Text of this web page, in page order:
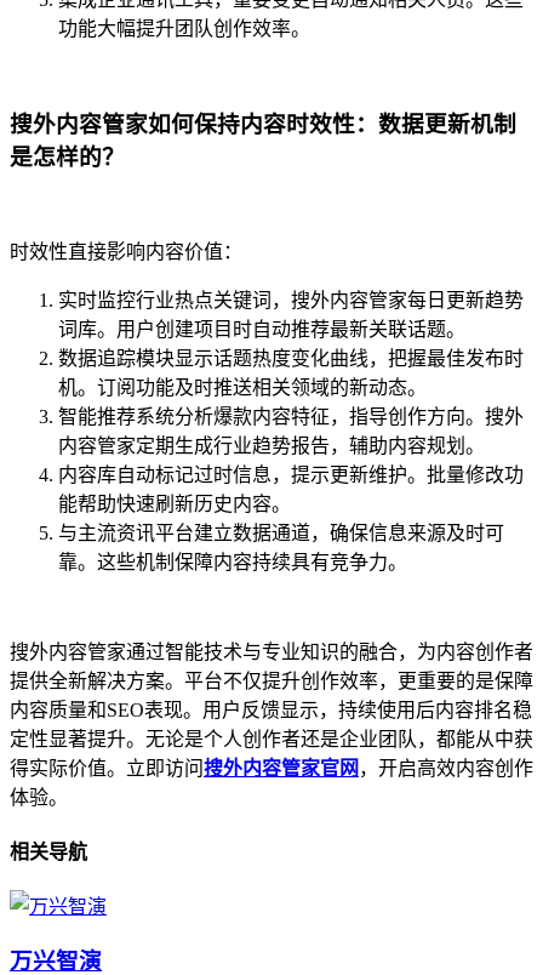
功能大幅提升团队创作效率。
搜外内容管家如何保持内容时效性：数据更新机制
是怎样的？
时效性直接影响内容价值：
实时监控行业热点关键词，搜外内容管家每日更新趋势
词库。用户创建项目时自动推荐最新关联话题。
数据追踪模块显示话题热度变化曲线，把握最佳发布时
机。订阅功能及时推送相关领域的新动态。
智能推荐系统分析爆款内容特征，指导创作方向。搜外
内容管家定期生成行业趋势报告，辅助内容规划。
内容库自动标记过时信息，提示更新维护。批量修改功
能帮助快速刷新历史内容。
与主流资讯平台建立数据通道，确保信息来源及时可
靠。这些机制保障内容持续具有竞争力。
搜外内容管家通过智能技术与专业知识的融合，为内容创作者
提供全新解决方案。平台不仅提升创作效率，更重要的是保障
内容质量和SEO表现。用户反馈显示，持续使用后内容排名稳
定性显著提升。无论是个人创作者还是企业团队，都能从中获
得实际价值。立即访问搜外内容管家官网 ，开启高效内容创作
体验。
相关导航
万兴智演